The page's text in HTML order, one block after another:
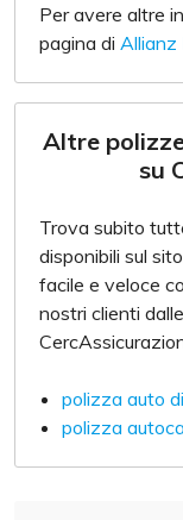
Per avere altre
pagina di Allianz
Altre
su
Trova subito
disponibili sul
facile e veloce
nostri clienti dalle
polizza auto
polizza